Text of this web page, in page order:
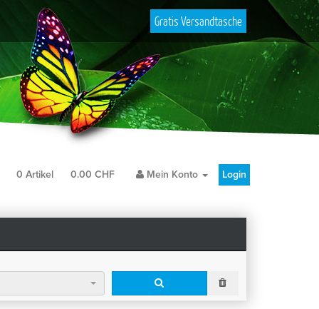
Gratis Versandtasche
0 Artikel 0.00 CHF Mein Konto Login